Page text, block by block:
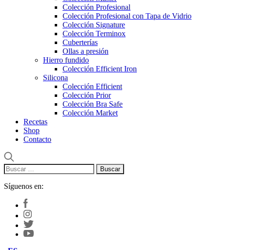
Colección Profesional
Colección Profesional con Tapa de Vidrio
Colección Signature
Colección Terminox
Cuberterías
Ollas a presión
Hierro fundido
Colección Efficient Iron
Silicona
Colección Efficient
Colección Prior
Colección Bra Safe
Colección Market
Recetas
Shop
Contacto
Buscar:
Síguenos en: